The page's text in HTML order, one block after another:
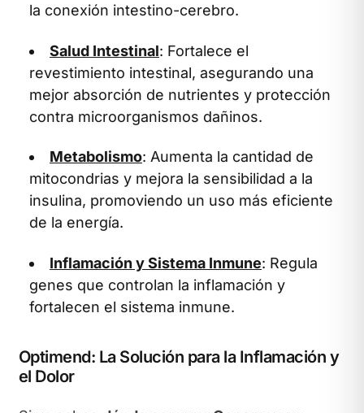
la conexión intestino-cerebro.
Salud Intestinal: Fortalece el
revestimiento intestinal, asegurando una
mejor absorción de nutrientes y protección
contra microorganismos dañinos.
Metabolismo: Aumenta la cantidad de
mitocondrias y mejora la sensibilidad a la
insulina, promoviendo un uso más eficiente
de la energía.
Inflamación y Sistema Inmune: Regula
genes que controlan la inflamación y
fortalecen el sistema inmune.
Optimend: La Solución para la Inflamación y
el Dolor